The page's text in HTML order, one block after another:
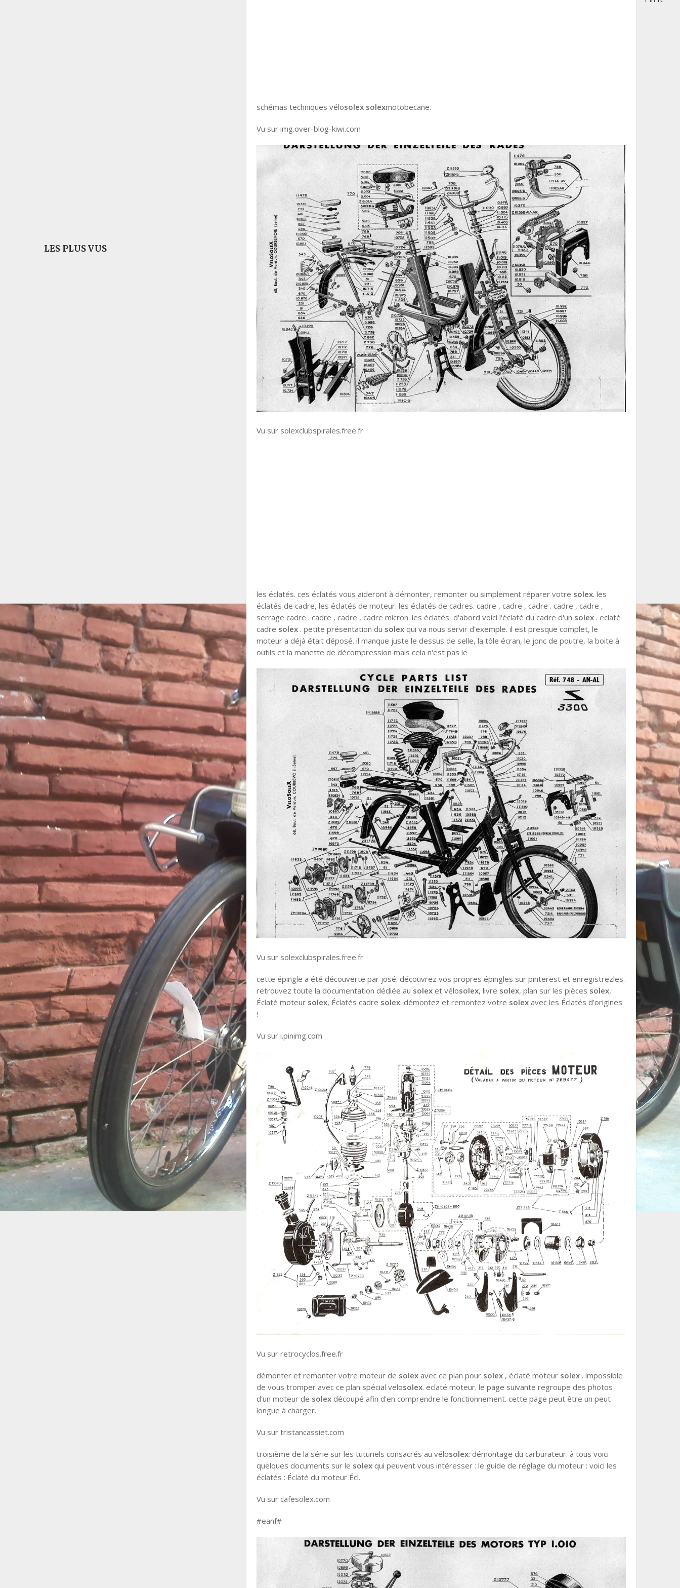
schémas techniques vélosolex solexmotobecane.
Vu sur img.over-blog-kiwi.com
Vu sur solexclubspirales.free.fr
les éclatés. ces éclatés vous aideront à démonter, remonter ou simplement réparer votre solex. les
éclatés de cadre, les éclatés de moteur. les éclatés de cadres. cadre , cadre , cadre . cadre , cadre ,
serrage cadre . cadre , cadre , cadre micron. les éclatés d'abord voici l'éclaté du cadre d'un solex . eclaté
cadre solex . petite présentation du solex qui va nous servir d'exemple. il est presque complet, le
moteur a déjà était déposé. il manque juste le dessus de selle, la tôle écran, le jonc de poutre, la boite à
outils et la manette de décompression mais cela n'est pas le
Vu sur solexclubspirales.free.fr
cette épingle a été découverte par josé. découvrez vos propres épingles sur pinterest et enregistrezles.
retrouvez toute la documentation dédiée au solex et vélosolex, livre solex, plan sur les pièces solex,
Éclaté moteur solex, Éclatés cadre solex. démontez et remontez votre solex avec les Éclatés d'origines
!
Vu sur i.pinimg.com
Vu sur retrocyclos.free.fr
démonter et remonter votre moteur de solex avec ce plan pour solex , éclaté moteur solex . impossible
de vous tromper avec ce plan spécial velosolex. eclaté moteur. le page suivante regroupe des photos
d'un moteur de solex découpé afin d'en comprendre le fonctionnement. cette page peut être un peut
longue à charger.
Vu sur tristancassiet.com
troisième de la série sur les tuturiels consacrés au vélosolex: démontage du carburateur. à tous voici
quelques documents sur le solex qui peuvent vous intéresser : le guide de réglage du moteur : voici les
éclatés : Éclaté du moteur Écl.
Vu sur cafesolex.com
#eanf#
LES PLUS VUS